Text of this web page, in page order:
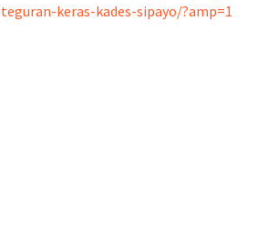
keras-kades-sipayo/?amp=1